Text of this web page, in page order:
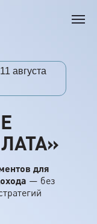
для
— без
августа